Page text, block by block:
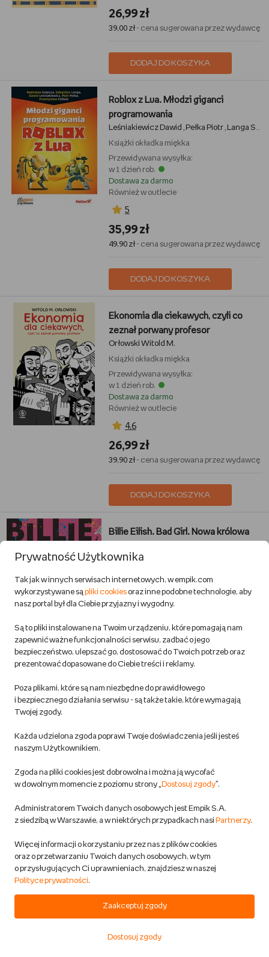
26,99 zł
39,00 zł- cena sugerowana przez wydawcę
DODAJ DO KOSZYKA
Roblox z Lua. Młodzi giganci
programowania
Leśniakiewicz Dawid Pełka Piotr
Langa Sebastian
Książki okładka miękka
Przewidywana wysyłka:
w 1 dzień rob.
Dostawa za darmo
Również w outlecie
5
35,99 zł
49,90 zł- cena sugerowana przez wydawcę
DODAJ DO KOSZYKA
Ekonomia dla ciekawych, czyli co
zeznał porwany profesor
Orłowski Witold M.
Książki okładka miękka
Przewidywana wysyłka:
w 1 dzień rob.
Dostawa za darmo
Również w outlecie
4,6
26,99 zł
39,90 zł- cena sugerowana przez wydawcę
DODAJ DO KOSZYKA
Billie Eilish. Bad Girl. Nowa królowa
Morgan Sally
Książki
okładka miękka, wyd. 11.2020
Przewidywana wysyłka:
w 1 dzień rob.
Również w outlecie
3,7
23,99 zł
MEGACENA
Tomlinson John, Cowsill Alan
Przewidywana wysyłka:
w 1 dzień rob.
5
91,99 zł
wydawcę
Prywatność Użytkownika
Tak jak w innych serwisach internetowych, w empik.com
wykorzystywane sąpliki cookiesoraz inne podobne technologie, aby
nasz portal był dla Ciebie przyjazny i wygodny.
Są to pliki instalowane na Twoim urządzeniu, które pomagają nam
zapewnić ważne funkcjonalności serwisu, zadbać o jego
bezpieczeństwo, ulepszać go, dostosować do Twoich potrzeb oraz
prezentować dopasowane do Ciebie treści i reklamy.
Poza plikami, które są nam niezbędne do prawidłowego
i bezpiecznego działania serwisu - są także takie, które wymagają
Twojej zgody.
Każda udzielona zgoda poprawi Twoje doświadczenia jeśli jesteś
naszym Użytkownikiem.
Zgoda na pliki cookies jest dobrowolna i można ją wycofać
w dowolnym momencie z poziomu strony „ Dostosuj zgody”.
Administratorem Twoich danych osobowych jest Empik S.A.
z siedzibą w Warszawie, a w niektórych przypadkach nasi Partnerzy.
Więcej informacji o korzystaniu przez nas z plików cookies
oraz o przetwarzaniu Twoich danych osobowych, w tym
o przysługujących Ci uprawnieniach, znajdziesz w naszej
Polityce prywatności.
Zaakceptuj zgody
Dostosuj zgody